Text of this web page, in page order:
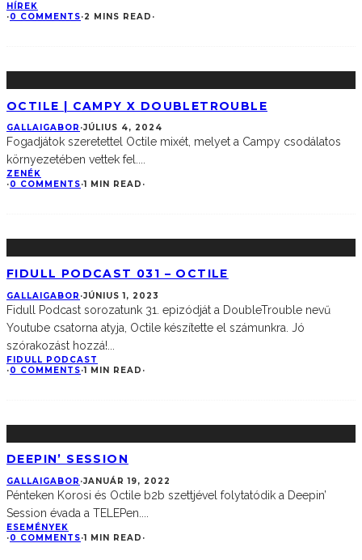
HÍREK
·0 COMMENTS·2 MINS READ ·
OCTILE | CAMPY X DOUBLETROUBLE
GALLAIGABOR ·JÚLIUS 4, 2024
Fogadjátok szeretettel Octile mixét, melyet a Campy csodálatos
környezetében vettek fel....
ZENÉK
·0 COMMENTS·1 MIN READ ·
FIDULL PODCAST 031 – OCTILE
GALLAIGABOR ·JÚNIUS 1, 2023
Fidull Podcast sorozatunk 31. epizódját a DoubleTrouble nevű
Youtube csatorna atyja, Octile készítette el számunkra. Jó
szórakozást hozzá!
FIDULL PODCAST
·0 COMMENTS·1 MIN READ ·
DEEPIN’ SESSION
GALLAIGABOR ·JANUÁR 19, 2022
Pénteken Korosi és Octile b2b szettjével folytatódik a Deepin’
Session évada a TELEPen.
ESEMÉNYEK
·0 COMMENTS·1 MIN READ ·